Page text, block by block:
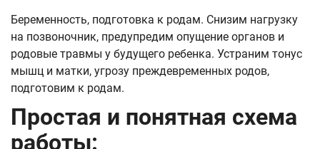
Беременность, подготовка к родам. Снизим нагрузку
на позвоночник, предупредим опущение органов и
родовые травмы у будущего ребенка. Устраним тонус
мышц и матки, угрозу преждевременных родов,
подготовим к родам.
Простая и понятная схема
работы: